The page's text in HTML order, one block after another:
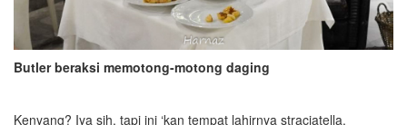
Butler beraksi memotong-motong daging
Kenyang? Iya sih, tapi ini ‘kan tempat lahirnya straciatella.